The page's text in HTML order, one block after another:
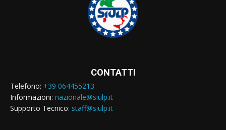
CONTATTI
Telefono: +39 064455213
Informazioni: nazionale@siulp.it
Supporto Tecnico: staff@siulp.it